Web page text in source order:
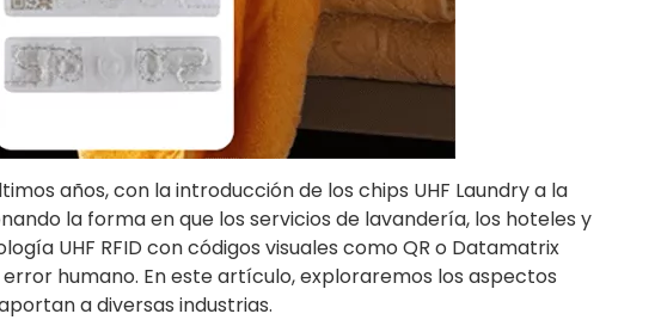
años, con la introducción de los chips UHF Laundry a la
la forma en que los servicios de lavandería, los hoteles y
UHF RFID con códigos visuales como QR o Datamatrix
humano. En este artículo, exploraremos los aspectos
a diversas industrias.